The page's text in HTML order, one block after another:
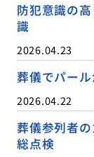
防犯意識の
識
2026.04.23
葬儀でパー
2026.04.22
葬儀参列者
総点検